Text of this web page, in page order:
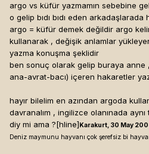
argo vs küfür yazmamın sebebine
o gelip bıdı bıdı eden arkadaşlarada
argo = küfür demek değildir argo
kullanarak , değişik anlamlar
yazma konuşma şeklidir
ben sonuç olarak gelip buraya anne
ana-avrat-bacı) içeren hakaretler
hayır bilelim en azından argoda
davranalım , ingilizce olanınada aynı
diy mi ama ?[hline] Karakurt, 30 May
Deniz maymunu hayvanı çok şerefsiz bi